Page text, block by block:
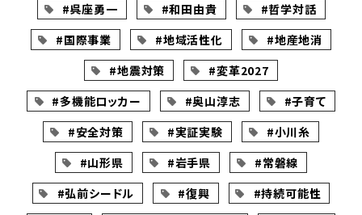
#呉座勇一
#和田由貴
#哲学対話
#国際事業
#地域活性化
#地産地消
#地震対策
#変革2027
#多機能ロッカー
#奥山淳志
#子育て
#安全対策
#実証実験
#小川糸
#山形県
#岩手県
#常磐線
#弘前シードル
#復興
#持続可能性